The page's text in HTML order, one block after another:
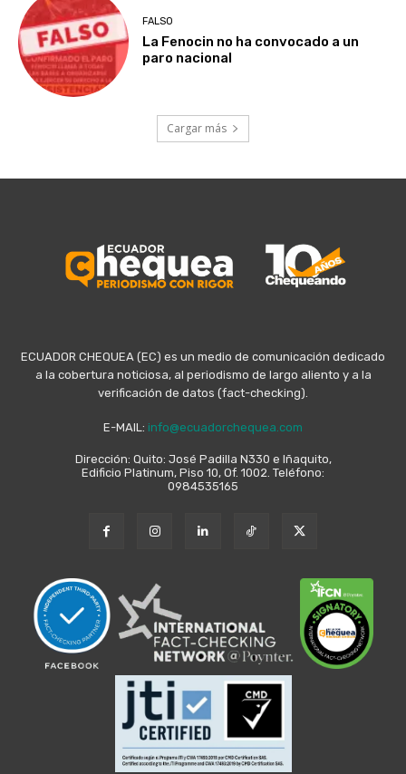
FALSO
La Fenocin no ha convocado a un
paro nacional
Cargar más
ECUADOR CHEQUEA (EC) es un medio de comunicación dedicado
a la cobertura noticiosa, al periodismo de largo aliento y a la
verificación de datos (fact-checking).
E-MAIL: info@ecuadorchequea.com
Dirección: Quito: José Padilla N330 e Iñaquito,
Edificio Platinum, Piso 10, Of. 1002. Teléfono:
0984535165